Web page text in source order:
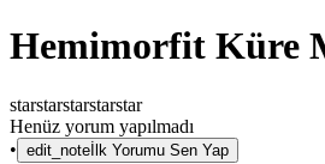
Hemimorfit Küre
starstarstarstarstar
Henüz yorum yapılmadı
• edit_note İlk Yorumu Sen Yap